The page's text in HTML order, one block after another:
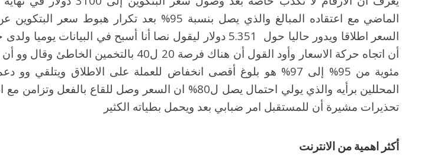
الماضي مع اعتقاده المبالغ والذي يصل بنسبة 95% بعد تكرار هبوط سعر
السعر اطلاقا ويدور حاليا حول 5.351 دولار ليقول نصا أنا أسبح في البيانات
أن اتجاه حركة الاسعار وأود القول أن هناك فرصة 20 ل40 بالتخمين الخاطئ
مئوية من 95% إلى 97% هو بلوغ أقصى انخفاض للعملة على الاطلاق ويتلقي وو
المحللين برأيه والذي يولي احتمال يصل ل80% ان السعر وصل للقاع بالفعل
تحذيرات مشيرة أن للمستقبل امر ضبابي بعد ويحمل بطياته الكثير
أكثر اهمية من الانترنت